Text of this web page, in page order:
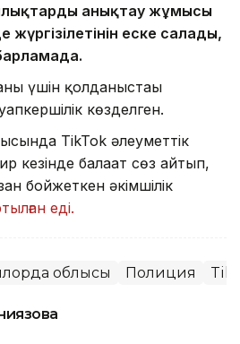
анықтау жұмысы
жүргізілетінін еске салады,
үшін қолданыстағы
көзделген.
TikTok әлеуметтік
кезінде балағат сөз айтып,
бойжеткен әкімшілік
еді.
облысы Полиция